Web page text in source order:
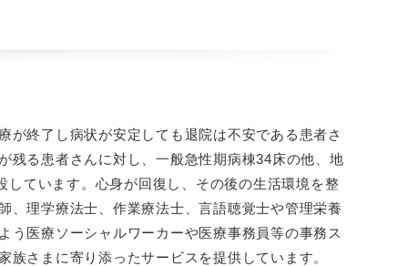
が終了し病状が安定しても退院は不安である患者さ
残る患者さんに対し、一般急性期病棟34床の他、地
ています。心身が回復し、その後の生活環境を整
、理学療法士、作業療法士、言語聴覚士や管理栄養
う医療ソーシャルワーカーや医療事務員等の事務ス
さまに寄り添ったサービスを提供しています。